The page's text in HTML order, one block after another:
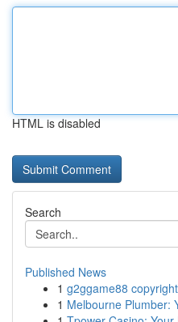
HTML is disabled
Search
Published News
1 g2ggame88 copyright
1 Melbourne Plumber: